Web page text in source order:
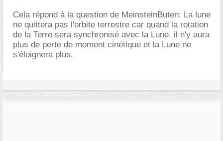
Cela répond à la question de MeinsteinButen: La lune
ne quittera pas l'orbite terrestre car quand la rotation
de la Terre sera synchronisé avec la Lune, il n'y aura
plus de perte de moment cinétique et la Lune ne
s'éloignera plus.